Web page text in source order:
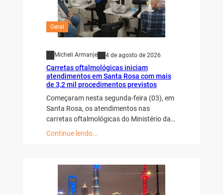
Geral
Micheli Armanje 4 de agosto de 2026
Carretas oftalmológicas iniciam
atendimentos em Santa Rosa com mais
de 3,2 mil procedimentos previstos
Começaram nesta segunda-feira (03), em
Santa Rosa, os atendimentos nas
carretas oftalmológicas do Ministério da…
Continue lendo…